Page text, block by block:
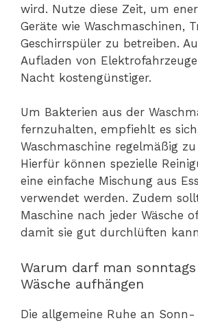
wird. Nutze diese Zeit, um
Geräte wie Waschmaschinen,
Geschirrspüler zu betreiben.
Aufladen von
Nacht kostengünstiger.
Um Bakterien aus der
fernzuhalten, empfiehlt es
Waschmaschine regelmäßig
Hierfür können spezielle
eine einfache Mischung aus
verwendet werden. Zudem
Maschine nach jeder Wäsche
damit sie gut durchlüften
Warum darf man
Wäsche aufhängen
Die allgemeine Ruhe an Sonn-